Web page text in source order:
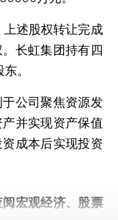
述股权转让完成
长虹集团持有四
。
公司聚焦资源发
并实现资产保值
成本后实现投资
阅宏观经济、股票